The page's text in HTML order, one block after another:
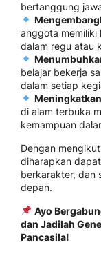
bertanggung
anggota memiliki
dalam regu atau
belajar bekerja
dalam setiap
di alam terbuka
kemampuan
Dengan
diharapkan
berkarakter, dan
depan.
Ayo
dan Jadilah
Pancasila!